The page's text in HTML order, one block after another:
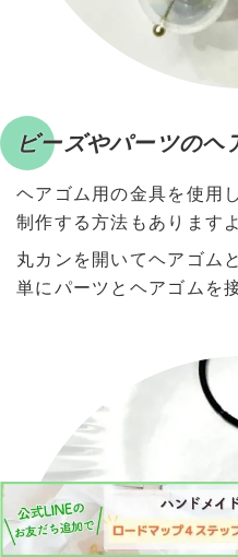
ビーズやパーツのヘ
ヘアゴム用の金具を使用
制作する方法もあります
丸カンを開いてヘアゴム
単にパーツとヘアゴムを